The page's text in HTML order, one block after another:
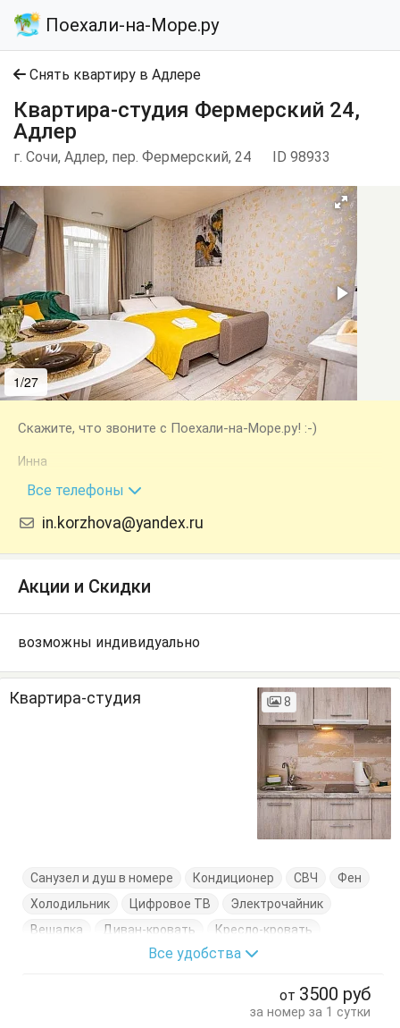
Поехали-на-Море.ру
Снять квартиру в Адлере
Квартира-студия Фермерский 24,
Адлер
г. Сочи, Адлер, пер. Фермерский, 24 ID 98933
1/27
Скажите, что звоните с Поехали-на-Море.ру! :-)
Инна
+7 (988) 414-78-32
Все телефоны
in.korzhova@yandex.ru
Акции и Скидки
возможны индивидуально
Квартира-студия 8
Санузел и душ в номере Кондиционер СВЧ
Фен
Холодильник
Цифровое ТВ
Электрочайник
Вешалка
Диван-кровать
Кресло-кровать
Стулья Шкаф
Все удобства
от 3500 руб
за номер за 1 сутки